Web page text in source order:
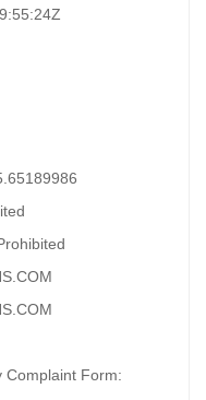
Complaint Form: